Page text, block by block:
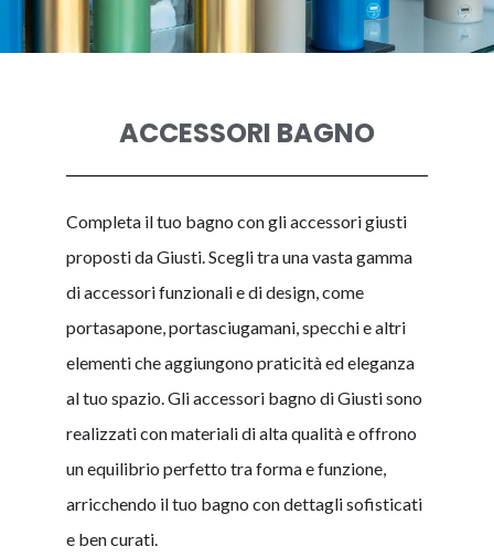
ACCESSORI BAGNO
Completa il tuo bagno con gli accessori giusti
proposti da Giusti. Scegli tra una vasta gamma
di accessori funzionali e di design, come
portasapone, portasciugamani, specchi e altri
elementi che aggiungono praticità ed eleganza
al tuo spazio. Gli accessori bagno di Giusti sono
realizzati con materiali di alta qualità e offrono
un equilibrio perfetto tra forma e funzione,
arricchendo il tuo bagno con dettagli sofisticati
e ben curati.